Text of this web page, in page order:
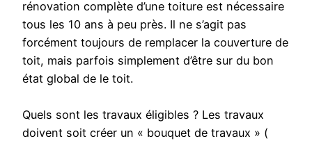
rénovation complète d’une toiture est nécessaire
tous les 10 ans à peu près. Il ne s’agit pas
forcément toujours de remplacer la couverture de
toit, mais parfois simplement d’être sur du bon
état global de le toit.
Quels sont les travaux éligibles ? Les travaux
doivent soit créer un « bouquet de travaux » (